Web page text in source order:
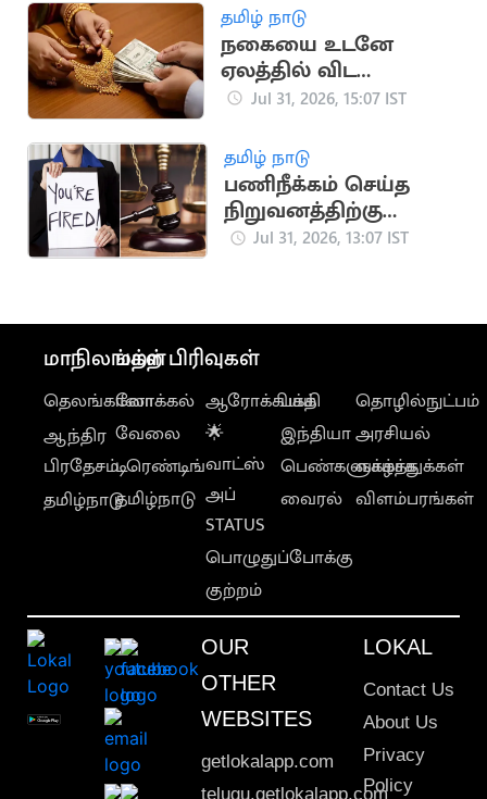
தமிழ் நாடு
நகையை உடனே
ஏலத்தில் விட
முடியாது.. ஆர்பிஐ
விளக்கம்
Jul 31, 2026, 15:07 IST
தமிழ் நாடு
பணிநீக்கம் செய்த
நிறுவனத்திற்கு
எதிராக வழக்கு.. ரூ.19
Jul 31, 2026, 13:07 IST
மாநிலங்கள்
தெலங்கானா
ஆந்திர
பிரதேசம்
தமிழ்நாடு
மற்ற பிரிவுகள்
லோக்கல்
வேலை
டிரெண்டிங்
தமிழ்நாடு
ஆரோக்கியம்
🌟
வாட்ஸ்
அப்
STATUS
பொழுதுப்போக்கு
குற்றம்
பக்தி
இந்தியா
பெண்களுக்காக
வைரல்
தொழில்நுட்பம்
அரசியல்
வாழ்த்துக்கள்
விளம்பரங்கள்
OUR
OTHER
WEBSITES
getlokalapp.com
telugu.getlokalapp.com
LOKAL
Contact Us
About Us
Privacy
Policy